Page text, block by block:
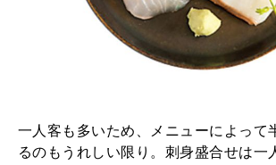
一人客も多いため、メニューによって
るのもうれしい限り。刺身盛合せは一